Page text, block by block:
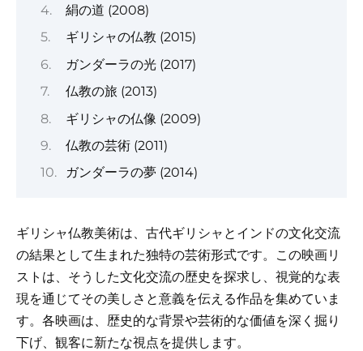
絹の道 (2008)
ギリシャの仏教 (2015)
ガンダーラの光 (2017)
仏教の旅 (2013)
ギリシャの仏像 (2009)
仏教の芸術 (2011)
ガンダーラの夢 (2014)
ギリシャ仏教美術は、古代ギリシャとインドの文化交流
の結果として生まれた独特の芸術形式です。この映画リ
ストは、そうした文化交流の歴史を探求し、視覚的な表
現を通じてその美しさと意義を伝える作品を集めていま
す。各映画は、歴史的な背景や芸術的な価値を深く掘り
下げ、観客に新たな視点を提供します。